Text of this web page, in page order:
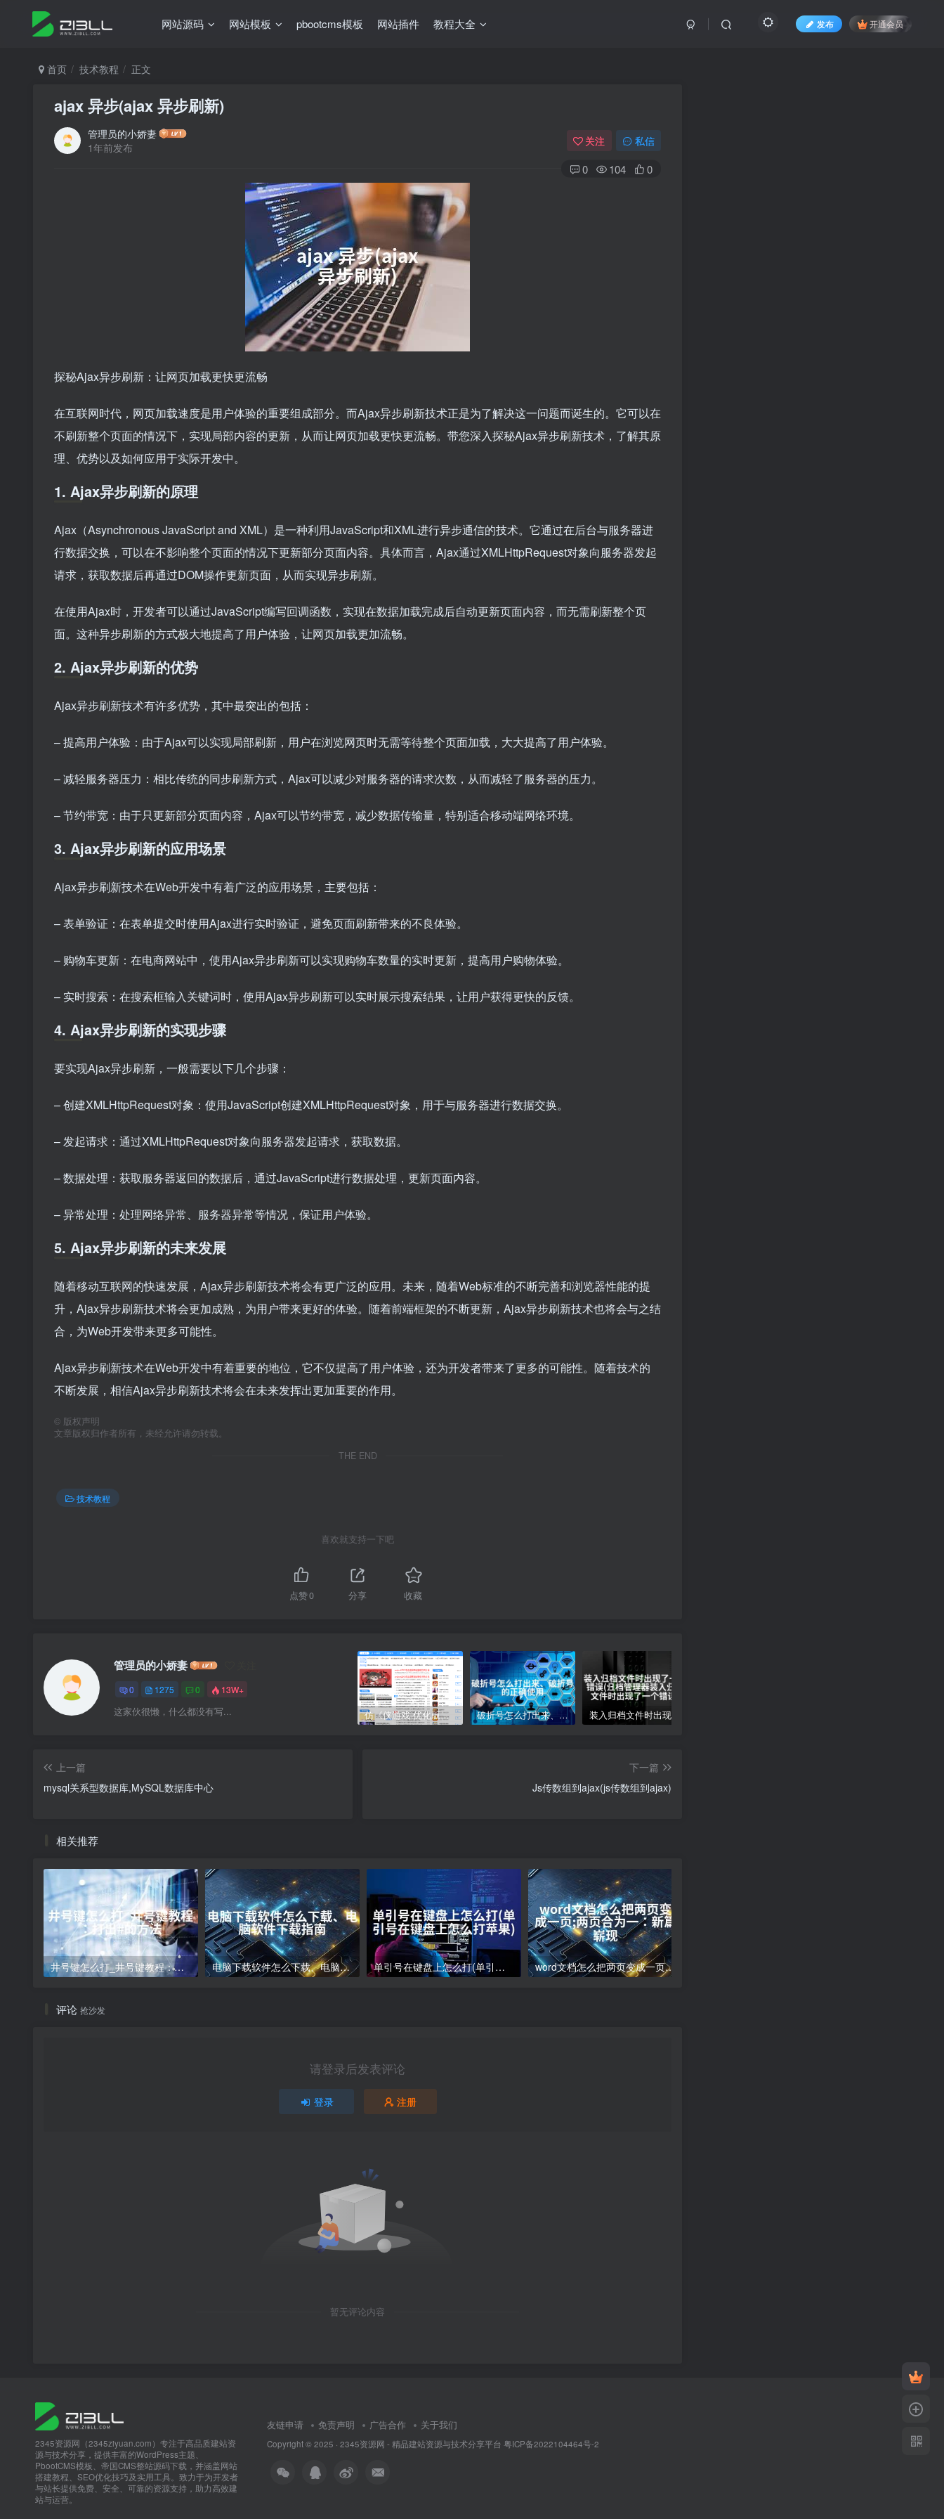
网站源码 网站模板 pbootcms模板 网站插件 教程大全 发布 开通会员
首页 技术教程 正文
ajax 异步(ajax 异步刷新)
管理员的小娇妻
1年前发布
关注 私信
0 104 0
探秘Ajax异步刷新：让网页加载更快更流畅
在互联网时代，网页加载速度是用户体验的重要组成部分。而Ajax异步刷新技术正是为了解决这一问题而诞生的。它可以在
不刷新整个页面的情况下，实现局部内容的更新，从而让网页加载更快更流畅。带您深入探秘Ajax异步刷新技术，了解其原
理、优势以及如何应用于实际开发中。
1. Ajax异步刷新的原理
Ajax（Asynchronous JavaScript and XML）是一种利用JavaScript和XML进行异步通信的技术。它通过在后台与服务器进
行数据交换，可以在不影响整个页面的情况下更新部分页面内容。具体而言，Ajax通过XMLHttpRequest对象向服务器发起
请求，获取数据后再通过DOM操作更新页面，从而实现异步刷新。
在使用Ajax时，开发者可以通过JavaScript编写回调函数，实现在数据加载完成后自动更新页面内容，而无需刷新整个页
面。这种异步刷新的方式极大地提高了用户体验，让网页加载更加流畅。
2. Ajax异步刷新的优势
Ajax异步刷新技术有许多优势，其中最突出的包括：
– 提高用户体验：由于Ajax可以实现局部刷新，用户在浏览网页时无需等待整个页面加载，大大提高了用户体验。
– 减轻服务器压力：相比传统的同步刷新方式，Ajax可以减少对服务器的请求次数，从而减轻了服务器的压力。
– 节约带宽：由于只更新部分页面内容，Ajax可以节约带宽，减少数据传输量，特别适合移动端网络环境。
3. Ajax异步刷新的应用场景
Ajax异步刷新技术在Web开发中有着广泛的应用场景，主要包括：
– 表单验证：在表单提交时使用Ajax进行实时验证，避免页面刷新带来的不良体验。
– 购物车更新：在电商网站中，使用Ajax异步刷新可以实现购物车数量的实时更新，提高用户购物体验。
– 实时搜索：在搜索框输入关键词时，使用Ajax异步刷新可以实时展示搜索结果，让用户获得更快的反馈。
4. Ajax异步刷新的实现步骤
要实现Ajax异步刷新，一般需要以下几个步骤：
– 创建XMLHttpRequest对象：使用JavaScript创建XMLHttpRequest对象，用于与服务器进行数据交换。
– 发起请求：通过XMLHttpRequest对象向服务器发起请求，获取数据。
– 数据处理：获取服务器返回的数据后，通过JavaScript进行数据处理，更新页面内容。
– 异常处理：处理网络异常、服务器异常等情况，保证用户体验。
5. Ajax异步刷新的未来发展
随着移动互联网的快速发展，Ajax异步刷新技术将会有更广泛的应用。未来，随着Web标准的不断完善和浏览器性能的提
升，Ajax异步刷新技术将会更加成熟，为用户带来更好的体验。随着前端框架的不断更新，Ajax异步刷新技术也将会与之结
合，为Web开发带来更多可能性。
Ajax异步刷新技术在Web开发中有着重要的地位，它不仅提高了用户体验，还为开发者带来了更多的可能性。随着技术的
不断发展，相信Ajax异步刷新技术将会在未来发挥出更加重要的作用。
© 版权声明
文章版权归作者所有，未经允许请勿转载。
THE END
技术教程
喜欢就支持一下吧
点赞0 分享 收藏
管理员的小娇妻
0 1275 0 13W+
这家伙很懒，什么都没有写... 仿《侠游戏-优化版》源码 游戏软件下载网站模板 帝国cms+采集 破折号怎么打出来、破折号的正确使用
上一篇
mysql关系型数据库,MySQL数据库中心
下一篇
Js传数组到ajax(js传数组到ajax)
相关推荐
井号键怎么打_井号键教程：打出#的方法 电脑下载软件怎么下载、电脑软件下载指南 单引号在键盘上怎么打(单引号在键盘上怎么打苹果) word文档怎么把两页变成一页;两页合为一：新篇崭现
评论 抢沙发
请登录后发表评论
登录 注册
暂无评论内容
2345资源网（2345ziyuan.com）专注于高品质建站资
源与技术分享，提供丰富的WordPress主题、
PbootCMS模板、帝国CMS整站源码下载，并涵盖网站
搭建教程、SEO优化技巧及实用工具。致力于为开发者
与站长提供免费、安全、可靠的资源支持，助力高效建
站与运营。
友链申请 免责声明 广告合作 关于我们
Copyright © 2025 · 2345资源网 - 精品建站资源与技术分享平台 粤ICP备2022104464号-2